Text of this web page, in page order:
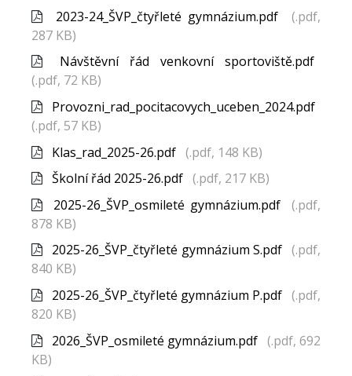
2023-24_ŠVP_čtyřleté gymnázium.pdf
(.pdf,
287 KB)
Návštěvní řád venkovní sportoviště.pdf
(.pdf, 72 KB)
Provozni_rad_pocitacovych_uceben_2024.pdf
(.pdf, 57 KB)
Klas_rad_2025-26.pdf (.pdf, 148 KB)
Školní řád 2025-26.pdf (.pdf, 217 KB)
2025-26_ŠVP_osmileté gymnázium.pdf
(.pdf,
878 KB)
2025-26_ŠVP_čtyřleté gymnázium S.pdf (.pdf,
840 KB)
2025-26_ŠVP_čtyřleté gymnázium P.pdf (.pdf,
820 KB)
2026_ŠVP_osmileté gymnázium.pdf (.pdf, 692
KB)